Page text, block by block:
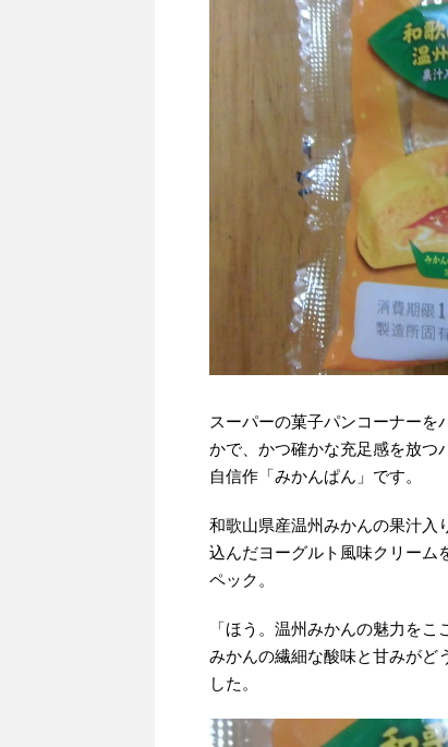
スーパーの菓子パンコーナーを
かで、かつ確かな充足感を放つ
自信作「みかんぱん」です。
和歌山県産温州みかんの果汁入
込んだヨーグルト風味クリーム
ペック。
「ほう。温州みかんの魅力を
みかんの繊細な酸味と甘みがど
した。